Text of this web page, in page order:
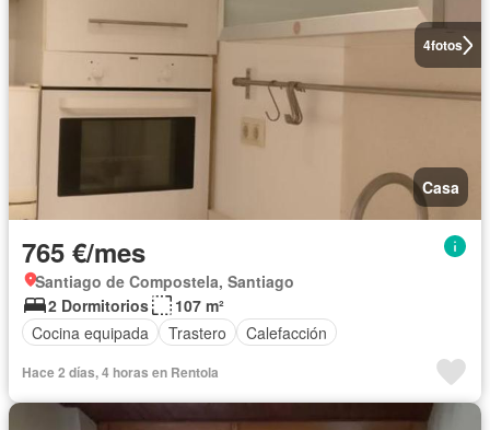
4fotos
Casa
765 €/mes
Santiago de Compostela, Santiago
2 Dormitorios
107 m²
Cocina equipada
Trastero Calefacción
Hace 2 días, 4 horas en Rentola